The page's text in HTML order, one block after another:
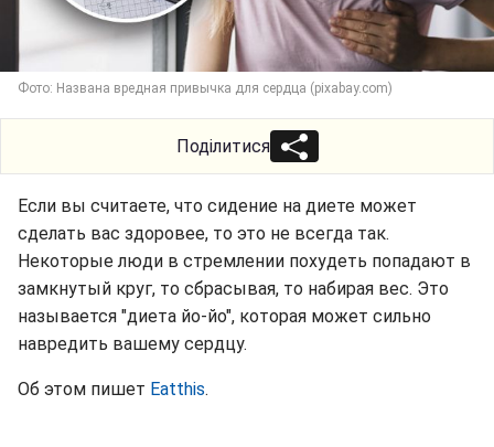
Фото: Названа вредная привычка для сердца (pixabay.com)
Поділитися
Если вы считаете, что сидение на диете может
сделать вас здоровее, то это не всегда так.
Некоторые люди в стремлении похудеть попадают в
замкнутый круг, то сбрасывая, то набирая вес. Это
называется "диета йо-йо", которая может сильно
навредить вашему сердцу.
Об этом пишет Eatthis.